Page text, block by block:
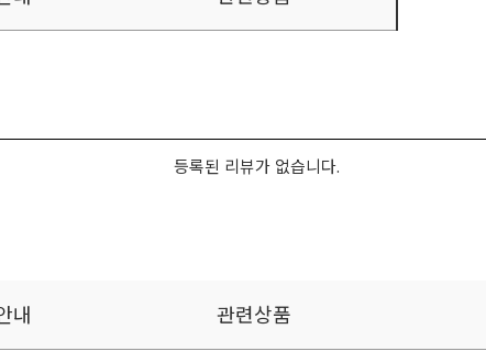
등록된 리뷰가 없습니다.
내 관련상품